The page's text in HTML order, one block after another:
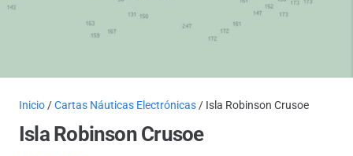
Inicio /Cartas Náuticas Electrónicas / Isla Robinson Crusoe
Isla Robinson Crusoe